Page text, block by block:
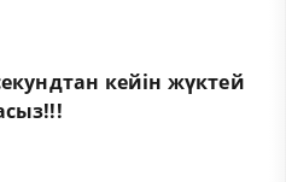
кейін жүктей